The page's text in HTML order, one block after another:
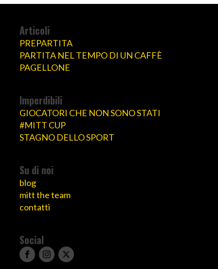
Articoli
PREPARTITA
PARTITA NEL TEMPO DI UN CAFFÈ
PAGELLONE
Imperdibili
GIOCATORI CHE NON SONO STATI
#MITT CUP
STAGNO DELLO SPORT
Su di noi
blog
mitt the team
contatti
Social